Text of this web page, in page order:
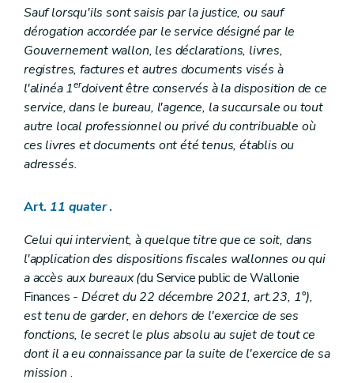
Sauf lorsqu'ils sont saisis par la justice, ou sauf
dérogation accordée par le service désigné par le
Gouvernement wallon, les déclarations, livres,
registres, factures et autres documents visés à
l'alinéa 1erdoivent être conservés à la disposition de ce
service, dans le bureau, l'agence, la succursale ou tout
autre local professionnel ou privé du contribuable où
ces livres et documents ont été tenus, établis ou
adressés.
Art. 11 quater .
Celui qui intervient, à quelque titre que ce soit, dans
l'application des dispositions fiscales wallonnes ou qui
a accès aux bureaux (du Service public de Wallonie
Finances - Décret du 22 décembre 2021, art.23, 1°),
est tenu de garder, en dehors de l'exercice de ses
fonctions, le secret le plus absolu au sujet de tout ce
dont il a eu connaissance par la suite de l'exercice de sa
mission .